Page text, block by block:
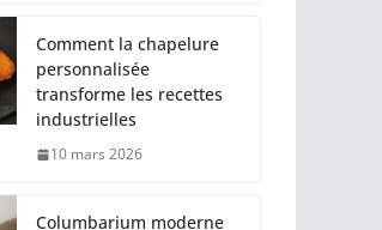
Comment la chapelure
personnalisée
transforme les recettes
industrielles
10 mars 2026
Columbarium moderne